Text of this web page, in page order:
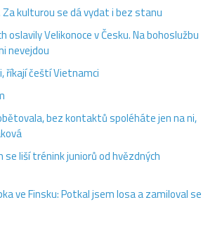
kulturou se dá vydat i bez stanu
oslavily Velikonoce v Česku. Na bohoslužbu
nevejdou
říkají čeští Vietnamci
bez kontaktů spoléháte jen na ni,
se liší trénink juniorů od hvězdných
ve Finsku: Potkal jsem losa a zamiloval se